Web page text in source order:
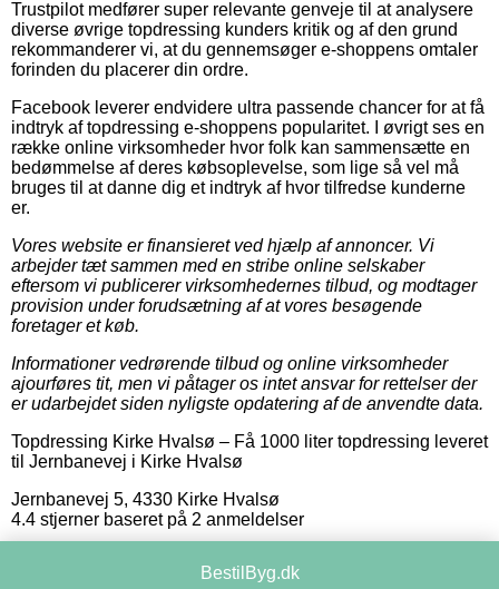
Trustpilot medfører super relevante genveje til at analysere
diverse øvrige topdressing kunders kritik og af den grund
rekommanderer vi, at du gennemsøger e-shoppens omtaler
forinden du placerer din ordre.
Facebook leverer endvidere ultra passende chancer for at få
indtryk af topdressing e-shoppens popularitet. I øvrigt ses en
række online virksomheder hvor folk kan sammensætte en
bedømmelse af deres købsoplevelse, som lige så vel må
bruges til at danne dig et indtryk af hvor tilfredse kunderne
er.
Vores website er finansieret ved hjælp af annoncer. Vi
arbejder tæt sammen med en stribe online selskaber
eftersom vi publicerer virksomhedernes tilbud, og modtager
provision under forudsætning af at vores besøgende
foretager et køb.
Informationer vedrørende tilbud og online virksomheder
ajourføres tit, men vi påtager os intet ansvar for rettelser der
er udarbejdet siden nyligste opdatering af de anvendte data.
Topdressing Kirke Hvalsø – Få 1000 liter topdressing leveret
til Jernbanevej i Kirke Hvalsø
Jernbanevej 5, 4330 Kirke Hvalsø
4.4 stjerner baseret på 2 anmeldelser
BestilByg.dk